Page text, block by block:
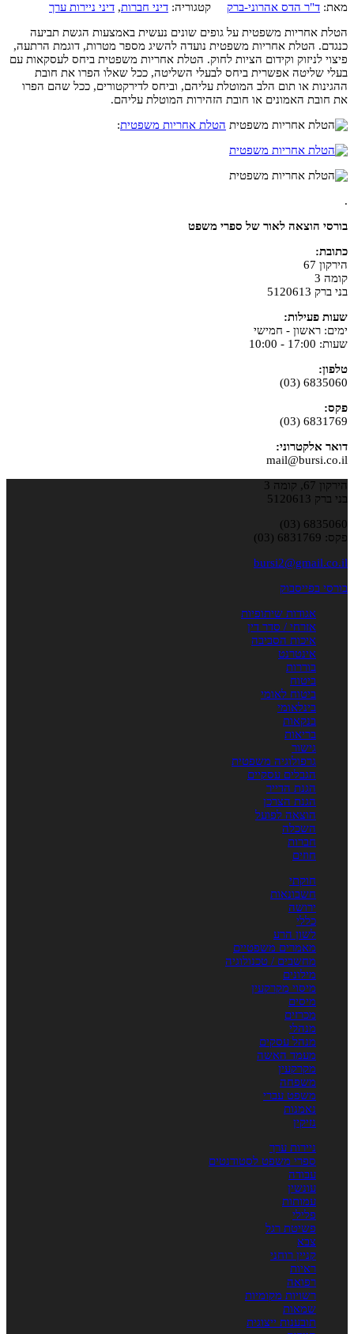
מאת: ד"ר הדס אהרוני-ברק קטגוריה: דיני חברות, דיני ניירות ערך
הטלת אחריות משפטית על גופים שונים נעשית באמצעות הגשת תביעה
כנגדם. הטלת אחריות משפטית נועדה להשיג מספר מטרות, דוגמת הרתעה,
פיצוי לניזוק וקידום הציות לחוק. הטלת אחריות משפטית ביחס לעסקאות עם
בעלי שליטה אפשרית ביחס לבעלי השליטה, ככל שאלו הפרו את חובת
ההגינות או תום הלב המוטלת עליהם, וביחס לדירקטורים, ככל שהם הפרו
את חובת האמונים או חובת הזהירות המוטלת עליהם.
הטלת אחריות משפטית:
.
בורסי הוצאה לאור של ספרי משפט
כתובת:
הירקון 67
קומה 3
בני ברק 5120613
שעות פעילות:
ימים: ראשון - חמישי
שעות: 17:00 - 10:00
טלפון:
6835060 (03)
פקס:
6831769 (03)
דואר אלקטרוני:
mail@bursi.co.il
הירקון 67, קומה 3
בני ברק 5120613
6835060 (03)
פקס: 6831769 (03)
bursi2@gmail.co.il
בורסי בפייסבוק
אגודות שיתופיות
אזרחי / סדר דין
איכות הסביבה
אינטרנט
בוררות
ביטוח
ביטוח לאומי
בינלאומי
בנקאות
בריאות
גישור
גרפולוגיה משפטית
הגבלים עסקיים
הגנת הדייר
הגנת הצרכן
הוצאה לפועל
השכלה
חברות
חוזים
חוקתי
חשבונאות
ירושה
כללי
לשון הרע
מאמרים משפטיים
מחשבים / טכנולוגיה
מילונים
מיסוי מקרקעין
מיסים
מכרזים
מנהלי
מנהל עסקים
מעמד האשה
מקרקעין
משפחה
משפט עברי
נאמנות
נזיקין
ניירות ערך
ספרי משפט לסטודנטים
עבודה
עונשין
עמותות
פלילי
פשיטת רגל
צבא
קניין רוחני
ראיות
רפואה
רשויות מקומיות
שמאות
תובענות ייצוגית